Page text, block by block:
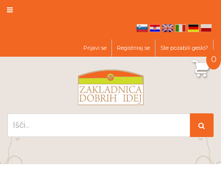
de pl
Prijavi se Registriraj se Ste pozabili geslo?
0